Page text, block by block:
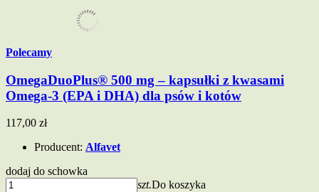
Polecamy
OmegaDuoPlus® 500 mg – kapsułki z kwasami
Omega-3 (EPA i DHA) dla psów i kotów
117,00 zł
Producent: Alfavet
dodaj do schowka
szt.Do koszyka